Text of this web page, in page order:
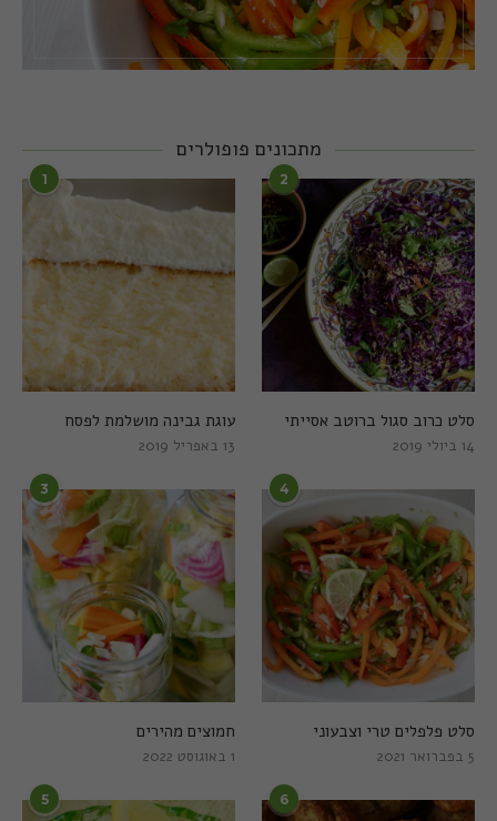
מתכונים פופולרים
1
עוגת גבינה מושלמת לפסח
13 באפריל 2019
2
סלט כרוב סגול ברוטב אסייתי
14 ביולי 2019
3
חמוצים מהירים
1 באוגוסט 2022
4
סלט פלפלים טרי וצבעוני
5 בפברואר 2021
5 6